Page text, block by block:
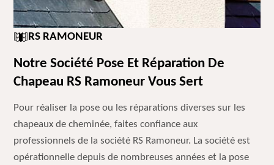
RS RAMONEUR
Notre Société Pose Et Réparation De
Chapeau RS Ramoneur Vous Sert
Pour réaliser la pose ou les réparations diverses sur les
chapeaux de cheminée, faites confiance aux
professionnels de la société RS Ramoneur. La société est
opérationnelle depuis de nombreuses années et la pose